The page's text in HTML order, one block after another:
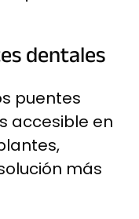
dentales
puentes
accesible en
más